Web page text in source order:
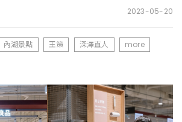
2023-05-20
內湖景點 王策 深澤直人 more